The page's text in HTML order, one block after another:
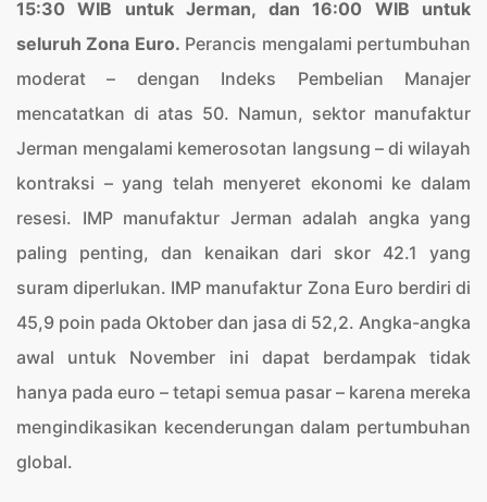
15:30 WIB untuk Jerman, dan 16:00 WIB untuk
seluruh Zona Euro. Perancis mengalami pertumbuhan
moderat – dengan Indeks Pembelian Manajer
mencatatkan di atas 50. Namun, sektor manufaktur
Jerman mengalami kemerosotan langsung – di wilayah
kontraksi – yang telah menyeret ekonomi ke dalam
resesi. IMP manufaktur Jerman adalah angka yang
paling penting, dan kenaikan dari skor 42.1 yang
suram diperlukan. IMP manufaktur Zona Euro berdiri di
45,9 poin pada Oktober dan jasa di 52,2. Angka-angka
awal untuk November ini dapat berdampak tidak
hanya pada euro – tetapi semua pasar – karena mereka
mengindikasikan kecenderungan dalam pertumbuhan
global.